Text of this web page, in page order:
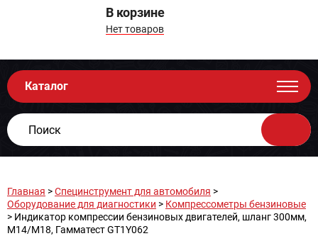
В корзине
Нет товаров
Каталог
Главная >Специнструмент для автомобиля >
Оборудование для диагностики > Компрессометры бензиновые
> Индикатор компрессии бензиновых двигателей, шланг 300мм,
М14/М18, Гамматест GT1Y062